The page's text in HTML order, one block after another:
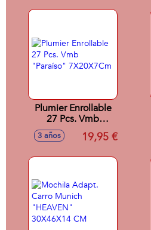
Plumier Enrollable
27 Pcs. Vmb
"Paraíso"
7X20X7Cm
3 años 19,95 €